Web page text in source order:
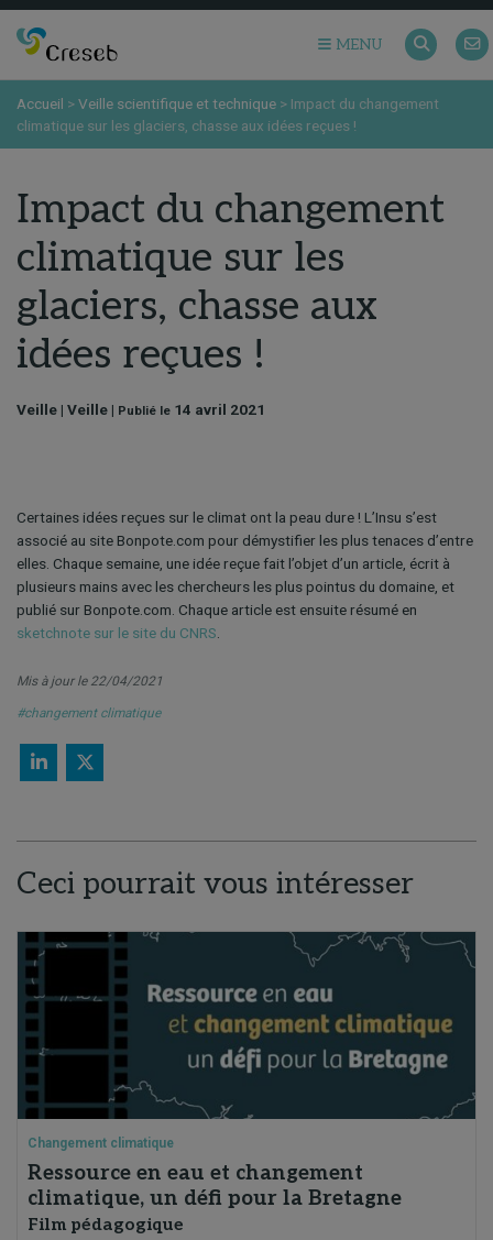
MENU
Accueil >Veille scientifique et technique > Impact du changement
climatique sur les glaciers, chasse aux idées reçues !
Impact du changement
climatique sur les
glaciers, chasse aux
idées reçues !
Veille | Veille | Publié le 14 avril 2021
Certaines idées reçues sur le climat ont la peau dure ! L’Insu s’est
associé au site Bonpote.com pour démystifier les plus tenaces d’entre
elles. Chaque semaine, une idée reçue fait l’objet d’un article, écrit à
plusieurs mains avec les chercheurs les plus pointus du domaine, et
publié sur Bonpote.com. Chaque article est ensuite résumé en
sketchnote sur le site du CNRS
Mis à jour le 22/04/2021
#changement climatique
Ceci pourrait vous intéresser
Changement climatique
Ressource en eau et changement
climatique, un défi pour la Bretagne
Film pédagogique